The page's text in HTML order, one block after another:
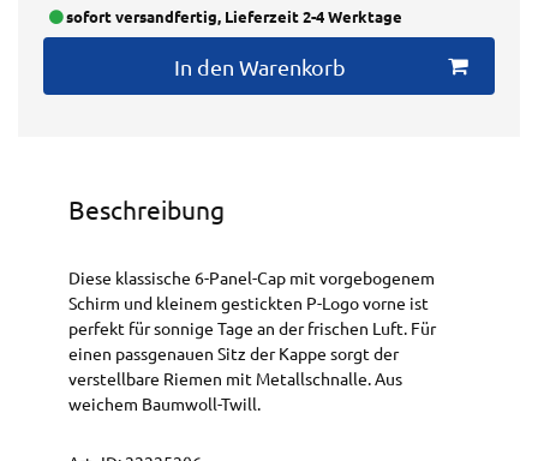
sofort versandfertig, Lieferzeit 2-4 Werktage
In den Warenkorb
Beschreibung
Diese klassische 6-Panel-Cap mit vorgebogenem
Schirm und kleinem gestickten P-Logo vorne ist
perfekt für sonnige Tage an der frischen Luft. Für
einen passgenauen Sitz der Kappe sorgt der
verstellbare Riemen mit Metallschnalle. Aus
weichem Baumwoll-Twill.